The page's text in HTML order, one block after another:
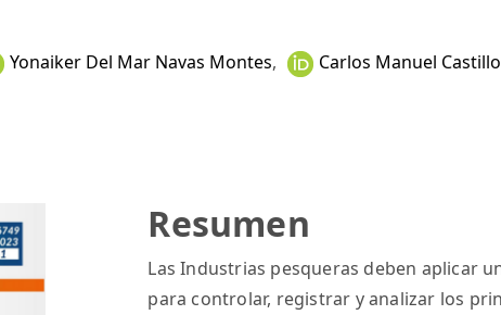
Yonaiker Del Mar Navas Montes, Carlos Manuel
Resumen
Las Industrias pesqueras deben aplicar
para controlar, registrar y analizar los